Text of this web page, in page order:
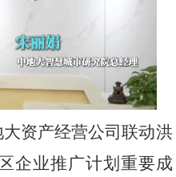
资产经营公司联动洪
企业推广计划重要成